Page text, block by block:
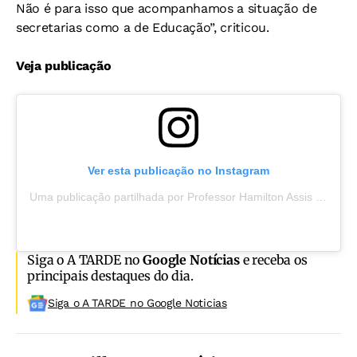
Não é para isso que acompanhamos a situação de
secretarias como a de Educação”, criticou.
Veja publicação
Ver esta publicação no Instagram
Uma publicação partilhada por Professor Hamilton Assis (@hamiltonassis)
Siga o A TARDE noGoogle Notíciase receba os
principais destaques do dia.
Siga o A TARDE no Google Noticias